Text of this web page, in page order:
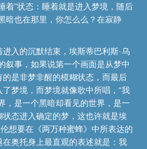
着”状态：睡着就是进入梦境，随后
暗也在那里，你怎么么？在寂静
入的沉默结束，埃斯蒂巴利斯·乌
叙事，如果说第一个画面是从梦中
是非梦非醒的模糊状态，而最后
梦境，而梦境就像歌中所唱，“我
，是一个黑暗却看见的世界，是一
态进入确定的梦，这也许就是埃
想要在《两万种蜜蜂》中所表达的
奥托身上最直观的表述就是：我